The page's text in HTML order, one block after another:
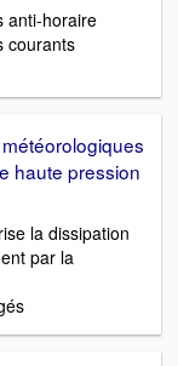
anti-horaire
courants
haute pression
la dissipation
par la